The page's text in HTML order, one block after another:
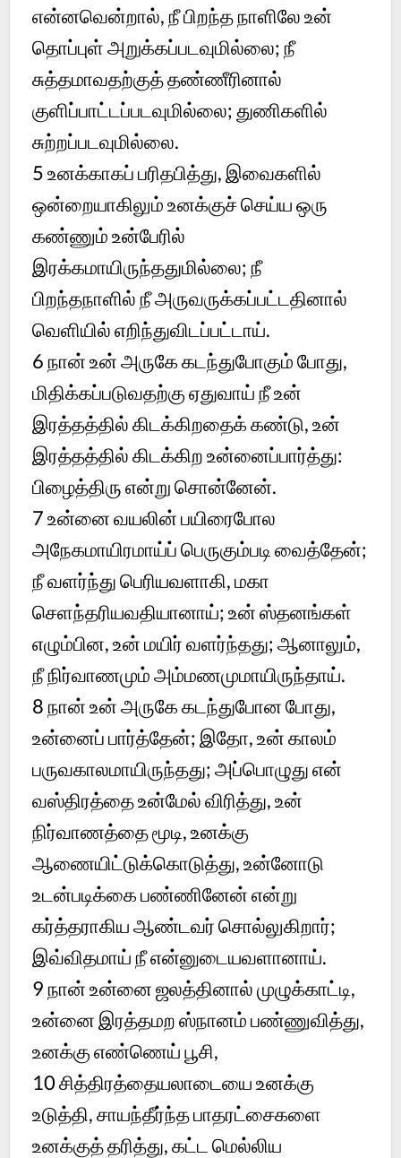
என்னவென்றால், நீ பிறந்த நாளிலே உன்
தொப்புள் அறுக்கப்படவுமில்லை; நீ
சுத்தமாவதற்குத் தண்ணீரினால்
குளிப்பாட்டப்படவுமில்லை; துணிகளில்
சுற்றப்படவுமில்லை.
5 உனக்காகப் பரிதபித்து, இவைகளில்
ஒன்றையாகிலும் உனக்குச் செய்ய ஒரு
கண்ணும் உன்பேரில்
இரக்கமாயிருந்ததுமில்லை; நீ
பிறந்தநாளில் நீ அருவருக்கப்பட்டதினால்
வெளியில் எறிந்துவிடப்பட்டாய்.
6 நான் உன் அருகே கடந்துபோகும் போது,
மிதிக்கப்படுவதற்கு ஏதுவாய் நீ உன்
இரத்தத்தில் கிடக்கிறதைக் கண்டு, உன்
இரத்தத்தில் கிடக்கிற உன்னைப்பார்த்து:
பிழைத்திரு என்று சொன்னேன்.
7 உன்னை வயலின் பயிரைபோல
அநேகமாயிரமாய்ப் பெருகும்படி வைத்தேன்;
நீ வளர்ந்து பெரியவளாகி, மகா
செளந்தரியவதியானாய்; உன் ஸ்தனங்கள்
எழும்பின, உன் மயிர் வளர்ந்தது; ஆனாலும்,
நீ நிர்வாணமும் அம்மணமுமாயிருந்தாய்.
8 நான் உன் அருகே கடந்துபோன போது,
உன்னைப் பார்த்தேன்; இதோ, உன் காலம்
பருவகாலமாயிருந்தது; அப்பொழுது என்
வஸ்திரத்தை உன்மேல் விரித்து, உன்
நிர்வாணத்தை மூடி, உனக்கு
ஆணையிட்டுக்கொடுத்து, உன்னோடு
உடன்படிக்கை பண்ணினேன் என்று
கர்த்தராகிய ஆண்டவர் சொல்லுகிறார்;
இவ்விதமாய் நீ என்னுடையவளானாய்.
9 நான் உன்னை ஜலத்தினால் முழுக்காட்டி,
உன்னை இரத்தமற ஸ்நானம் பண்ணுவித்து,
உனக்கு எண்ணெய் பூசி,
10 சித்திரத்தையலாடையை உனக்கு
உடுத்தி, சாயந்தீர்ந்த பாதரட்சைகளை
உனக்குத் தரித்து, கட்ட மெல்லிய